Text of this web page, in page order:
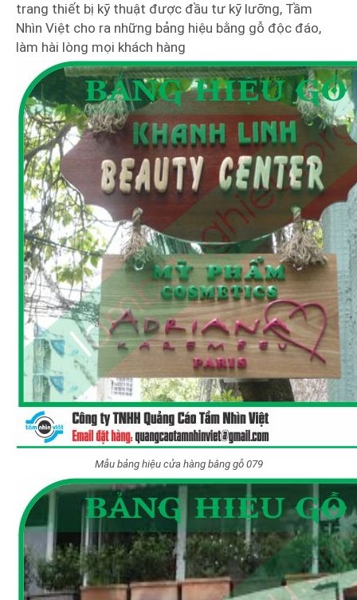
trang thiết bị kỹ thuật được đầu tư kỹ lưỡng, Tầm
Nhìn Việt cho ra những bảng hiệu bằng gỗ độc đáo,
làm hài lòng mọi khách hàng
Mẫu bảng hiệu cửa hàng bằng gỗ 079